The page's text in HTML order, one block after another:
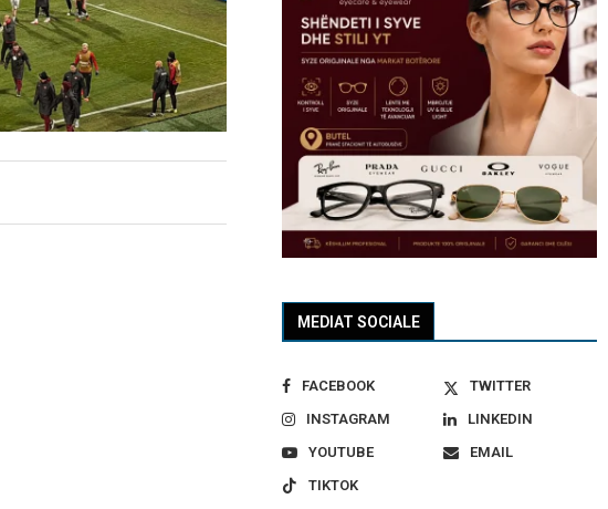
MEDIAT SOCIALE
FACEBOOK
TWITTER
INSTAGRAM
LINKEDIN
YOUTUBE
EMAIL
TIKTOK